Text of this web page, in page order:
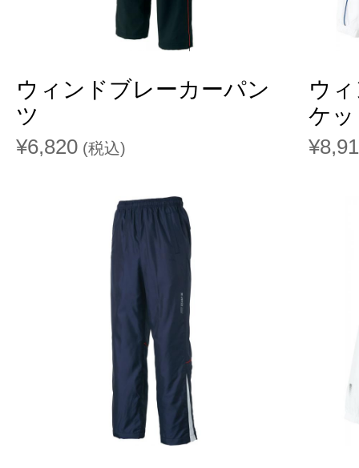
ウィンドブレーカーパン
ツ
¥6,820 (税込)
ウ
ケ